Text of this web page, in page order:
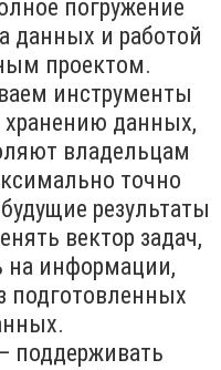
погружение
данных и работой
проектом.
инструменты
хранению данных,
владельцам
точно
результаты
вектор задач,
на информации,
подготовленных
поддерживать